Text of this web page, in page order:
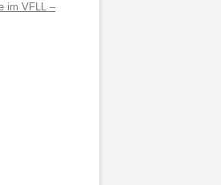
im VFLL –